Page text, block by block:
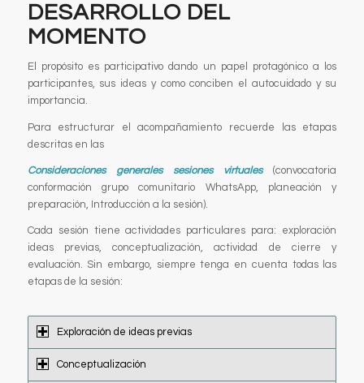
DESARROLLO DEL
MOMENTO
El propósito es participativo dando un papel protagónico a los
participantes, sus ideas y como conciben el autocuidado y su
importancia.
Para estructurar el acompañamiento recuerde las etapas
descritas en las
Consideraciones generales sesiones virtuales(convocatoria
conformación grupo comunitario WhatsApp, planeación y
preparación, Introducción a la sesión).
Cada sesión tiene actividades particulares para: exploración
ideas previas, conceptualización, actividad de cierre y
evaluación. Sin embargo, siempre tenga en cuenta todas las
etapas de la sesión:
Exploración de ideas previas
Conceptualización